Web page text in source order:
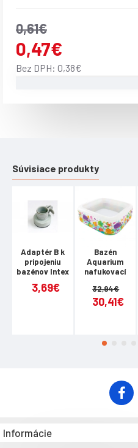
0,47€
0,61€
Bez DPH: 0,38€
Súvisiace produkty
Adaptér B k
pripojeniu
bazénov Intex
3,69€
Bazén
Aquarium
nafukovací
30,41€
32,94€
Informácie